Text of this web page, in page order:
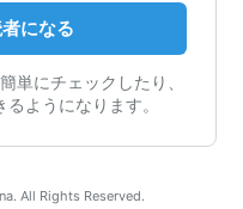
になる
単にチェックしたり、
ようになります。
All Rights Reserved.